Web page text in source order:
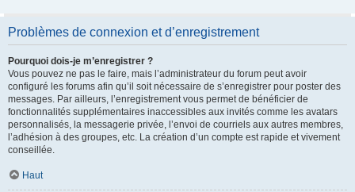
Problèmes de connexion et d’enregistrement
Pourquoi dois-je m’enregistrer ?
Vous pouvez ne pas le faire, mais l’administrateur du forum peut avoir
configuré les forums afin qu’il soit nécessaire de s’enregistrer pour poster des
messages. Par ailleurs, l’enregistrement vous permet de bénéficier de
fonctionnalités supplémentaires inaccessibles aux invités comme les avatars
personnalisés, la messagerie privée, l’envoi de courriels aux autres membres,
l’adhésion à des groupes, etc. La création d’un compte est rapide et vivement
conseillée.
Haut